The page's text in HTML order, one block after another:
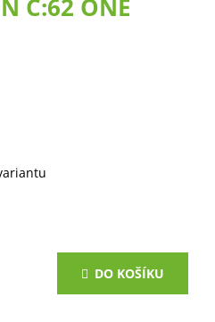
C:62 ONE
DO KOŠÍKU